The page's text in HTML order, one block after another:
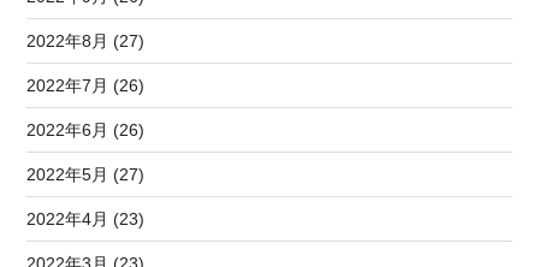
2022年8月 (27)
2022年7月 (26)
2022年6月 (26)
2022年5月 (27)
2022年4月 (23)
2022年3月 (23)